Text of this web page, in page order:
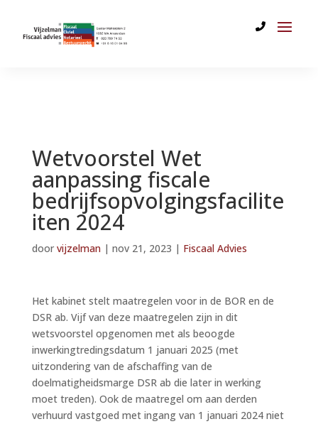
Wetvoorstel Wet
aanpassing fiscale
bedrijfsopvolgingsfacilite
iten 2024
door vijzelman| nov 21, 2023 | Fiscaal Advies
Het kabinet stelt maatregelen voor in de BOR en de
DSR ab. Vijf van deze maatregelen zijn in dit
wetsvoorstel opgenomen met als beoogde
inwerkingtredingsdatum 1 januari 2025 (met
uitzondering van de afschaffing van de
doelmatigheidsmarge DSR ab die later in werking
moet treden). Ook de maatregel om aan derden
verhuurd vastgoed met ingang van 1 januari 2024 niet